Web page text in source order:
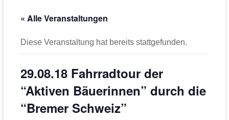
eine
Gesellschaft
« Alle Veranstaltungen
Diese Veranstaltung hat bereits stattgefunden.
29.08.18 Fahrradtour der
“Aktiven Bäuerinnen” durch die
“Bremer Schweiz”